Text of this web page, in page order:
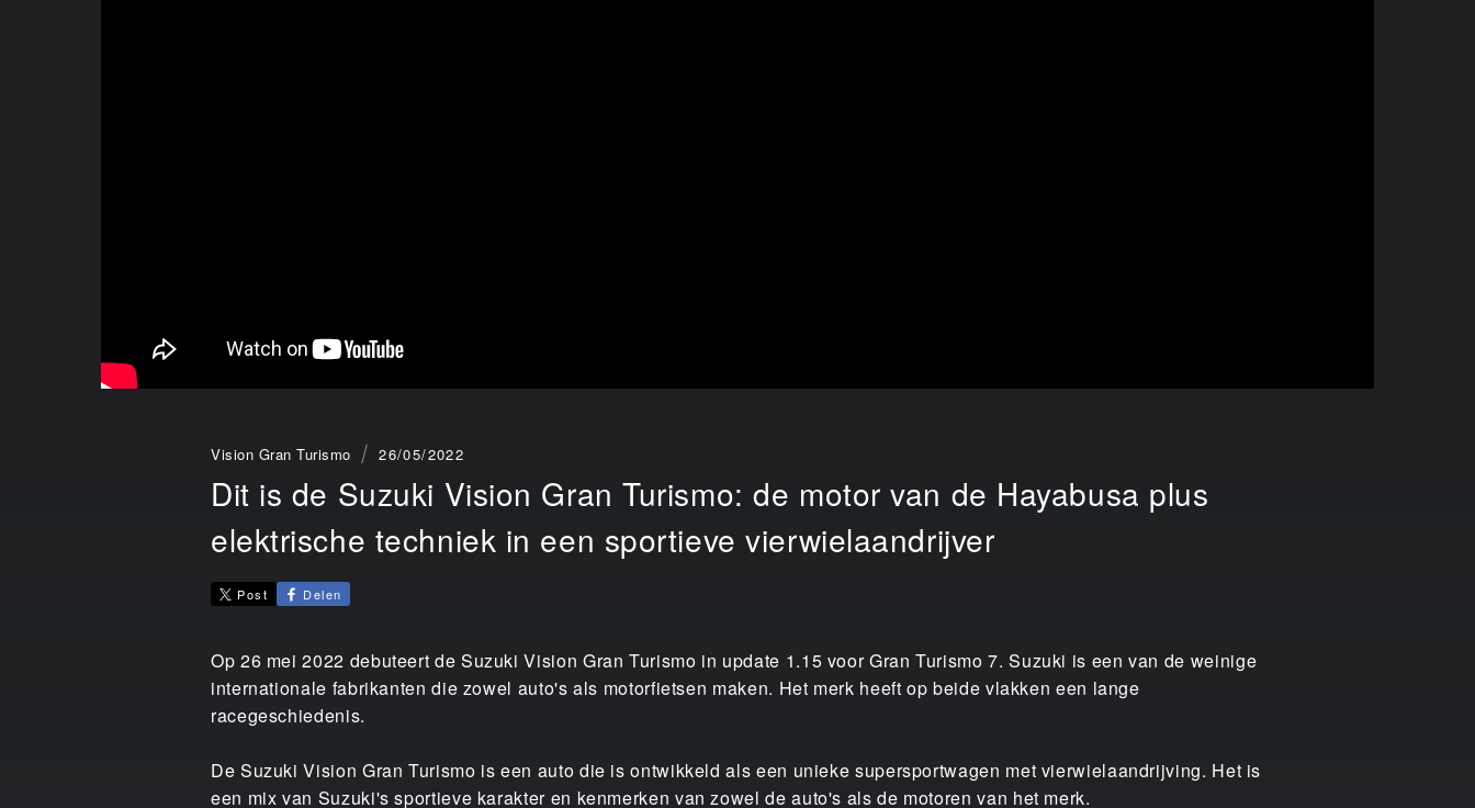
Vision Gran Turismo 26/05/2022
Dit is de Suzuki Vision Gran Turismo: de motor van de Hayabusa plus
elektrische techniek in een sportieve vierwielaandrijver
Post Delen
Op 26 mei 2022 debuteert de Suzuki Vision Gran Turismo in update 1.15 voor Gran Turismo 7. Suzuki is een van de weinige
internationale fabrikanten die zowel auto's als motorfietsen maken. Het merk heeft op beide vlakken een lange
racegeschiedenis.
De Suzuki Vision Gran Turismo is een auto die is ontwikkeld als een unieke supersportwagen met vierwielaandrijving. Het is
een mix van Suzuki's sportieve karakter en kenmerken van zowel de auto's als de motoren van het merk.